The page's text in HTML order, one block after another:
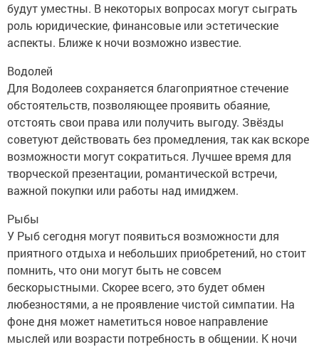
будут уместны. В некоторых вопросах могут сыграть
роль юридические, финансовые или эстетические
аспекты. Ближе к ночи возможно известие.
Водолей
Для Водолеев сохраняется благоприятное стечение
обстоятельств, позволяющее проявить обаяние,
отстоять свои права или получить выгоду. Звёзды
советуют действовать без промедления, так как вскоре
возможности могут сократиться. Лучшее время для
творческой презентации, романтической встречи,
важной покупки или работы над имиджем.
Рыбы
У Рыб сегодня могут появиться возможности для
приятного отдыха и небольших приобретений, но стоит
помнить, что они могут быть не совсем
бескорыстными. Скорее всего, это будет обмен
любезностями, а не проявление чистой симпатии. На
фоне дня может наметиться новое направление
мыслей или возрасти потребность в общении. К ночи